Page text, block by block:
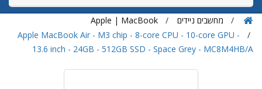
מחשבים ניידים
Apple | MacBook
Apple MacBook Air - M3 chip - 8-core CPU - 10-core GPU -
13.6 inch - 24GB - 512GB SSD - Space Grey - MC8M4HB/A